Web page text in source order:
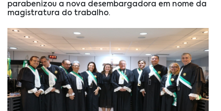
parabenizou a nova desembargadora em nome da
magistratura do trabalho.